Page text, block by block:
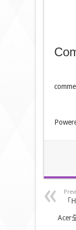
「
Acer